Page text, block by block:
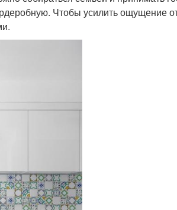
Чтобы усилить ощущение